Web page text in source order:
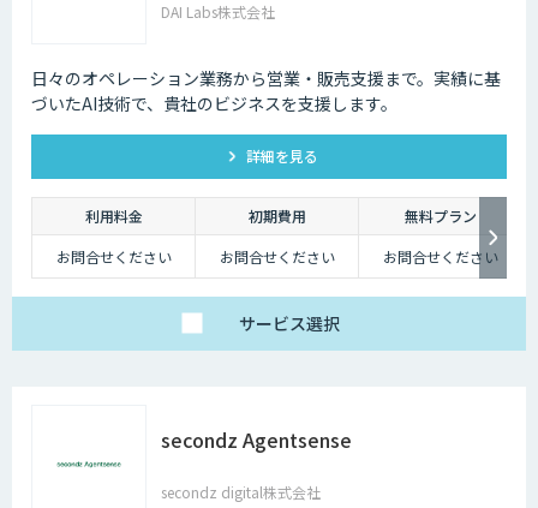
DAI Labs株式会社
日々のオペレーション業務から営業・販売支援まで。実績に基
づいたAI技術で、貴社のビジネスを支援します。
詳細を見る
利用料金 初期費用
無料プラン
お問合せください
お問合せください お問合せください
サービス選択
secondz Agentsense
secondz digital株式会社